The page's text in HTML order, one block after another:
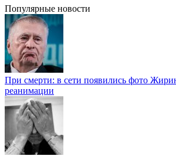
Популярные новости
При смерти: в сети появились фото
реанимации